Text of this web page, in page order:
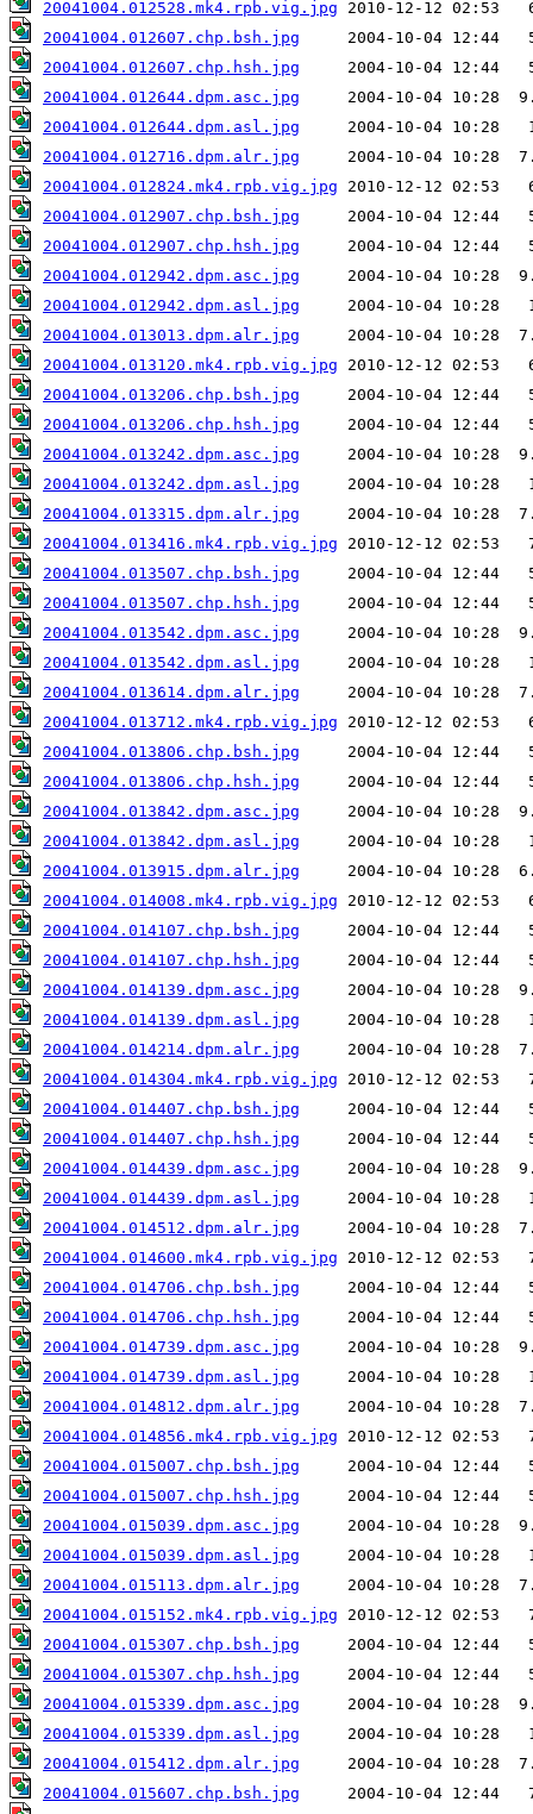
20041004.012528.mk4.rpb.vig.jpg
20041004.012607.chp.bsh.jpg
20041004.012607.chp.hsh.jpg
20041004.012644.dpm.asc.jpg
20041004.012644.dpm.asl.jpg
20041004.012716.dpm.alr.jpg
20041004.012824.mk4.rpb.vig.jpg
20041004.012907.chp.bsh.jpg
20041004.012907.chp.hsh.jpg
20041004.012942.dpm.asc.jpg
20041004.012942.dpm.asl.jpg
20041004.013013.dpm.alr.jpg
20041004.013120.mk4.rpb.vig.jpg
20041004.013206.chp.bsh.jpg
20041004.013206.chp.hsh.jpg
20041004.013242.dpm.asc.jpg
20041004.013242.dpm.asl.jpg
20041004.013315.dpm.alr.jpg
20041004.013416.mk4.rpb.vig.jpg
20041004.013507.chp.bsh.jpg
20041004.013507.chp.hsh.jpg
20041004.013542.dpm.asc.jpg
20041004.013542.dpm.asl.jpg
20041004.013614.dpm.alr.jpg
20041004.013712.mk4.rpb.vig.jpg
20041004.013806.chp.bsh.jpg
20041004.013806.chp.hsh.jpg
20041004.013842.dpm.asc.jpg
20041004.013842.dpm.asl.jpg
20041004.013915.dpm.alr.jpg
20041004.014008.mk4.rpb.vig.jpg
20041004.014107.chp.bsh.jpg
20041004.014107.chp.hsh.jpg
20041004.014139.dpm.asc.jpg
20041004.014139.dpm.asl.jpg
20041004.014214.dpm.alr.jpg
20041004.014304.mk4.rpb.vig.jpg
20041004.014407.chp.bsh.jpg
20041004.014407.chp.hsh.jpg
20041004.014439.dpm.asc.jpg
20041004.014439.dpm.asl.jpg
20041004.014512.dpm.alr.jpg
20041004.014600.mk4.rpb.vig.jpg
20041004.014706.chp.bsh.jpg
20041004.014706.chp.hsh.jpg
20041004.014739.dpm.asc.jpg
20041004.014739.dpm.asl.jpg
20041004.014812.dpm.alr.jpg
20041004.014856.mk4.rpb.vig.jpg
20041004.015007.chp.bsh.jpg
20041004.015007.chp.hsh.jpg
20041004.015039.dpm.asc.jpg
20041004.015039.dpm.asl.jpg
20041004.015113.dpm.alr.jpg
20041004.015152.mk4.rpb.vig.jpg
20041004.015307.chp.bsh.jpg
20041004.015307.chp.hsh.jpg
20041004.015339.dpm.asc.jpg
20041004.015339.dpm.asl.jpg
20041004.015412.dpm.alr.jpg
20041004.015607.chp.bsh.jpg